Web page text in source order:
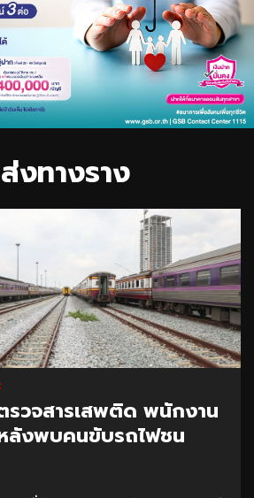
งทางราง
รวจสารเสพติด พนักงาน
ลังพบคนขับรถไฟชน